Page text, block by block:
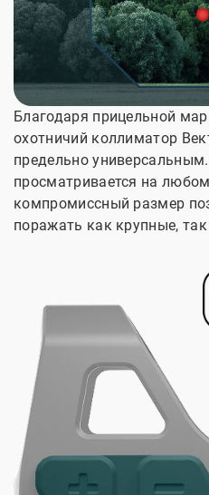
Благодаря прицельной
охотничий коллиматор
предельно
просматривается на
компромиссный размер
поражать как крупные,